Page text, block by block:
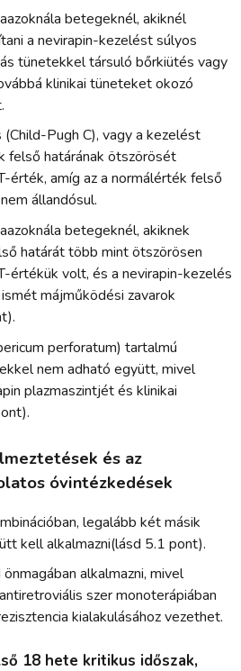
betegeknél, akiknél
a nevirapin-kezelést súlyos
tünetekkel társuló bőrkiütés vagy
klinikai tüneteket okozó
Pugh C), vagy a kezelést
felső határának ötszörösét
érték, amíg az a normálérték felső
állandósul.
betegeknél, akiknek
határát több mint ötszörösen
értékük volt, és a nevirapin-kezelés
májműködési zavarok
perforatum) tartalmú
nem adható együtt, mivel
plazmaszintjét és klinikai
és az
óvintézkedések
legalább két másik
kell alkalmazni(lásd 5.1 pont).
alkalmazni, mivel
szer monoterápiában
kialakulásához vezethet.
18 hete kritikus időszak,